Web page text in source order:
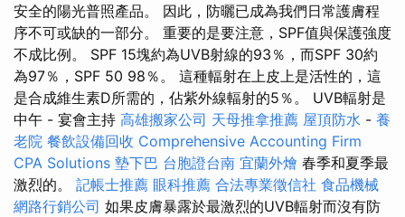
安全的陽光普照產品。 因此，防曬已成為我們日常護膚程
序不可或缺的一部分。 重要的是要注意，SPF值與保護強度
不成比例。 SPF 15塊約為UVB射線的93％，而SPF 30約
為97％，SPF 50 98％。 這種輻射在上皮上是活性的，這
是合成維生素D所需的，佔紫外線輻射的5％。 UVB輻射是
中午 - 宴會主持 高雄搬家公司 天母推拿推薦 屋頂防水 - 養
老院 餐飲設備回收 Comprehensive Accounting Firm
CPA Solutions 墊下巴 台胞證台南 宜蘭外燴 春季和夏季最
激烈的。 記帳士推薦 眼科推薦 合法專業徵信社 食品機械
網路行銷公司 如果皮膚暴露於最激烈的UVB輻射而沒有防